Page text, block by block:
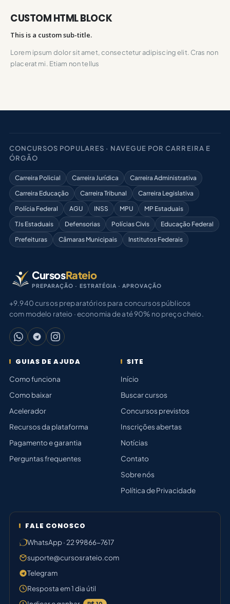
CUSTOM HTML BLOCK
This is a custom sub-title.
Lorem ipsum dolor sit amet, consectetur adipiscing elit. Cras non
placerat mi. Etiam non tellus
CONCURSOS POPULARES · NAVEGUE POR CARREIRA E
ÓRGÃO
Carreira Policial Carreira Jurídica
Carreira Administrativa
Carreira Educação
Carreira Tribunal
Carreira Legislativa
Polícia Federal
AGU INSS MPU
MP Estaduais
TJs Estaduais
Defensorias Polícias Civis
Educação Federal
Prefeituras
Câmaras Municipais Institutos Federais
CursosRateio
PREPARAÇÃO · ESTRATÉGIA · APROVAÇÃO
+9.940 cursos preparatórios para concursos públicos
com modelo rateio · economia de até 90% no preço cheio.
GUIAS DE AJUDA
Como funciona
Como baixar
Acelerador
Recursos da plataforma
Pagamento e garantia
Perguntas frequentes
SITE
Início
Buscar cursos
Concursos previstos
Inscrições abertas
Notícias
Contato
Sobre nós
Política de Privacidade
FALE CONOSCO
WhatsApp · 22 99866-7617
suporte@cursosrateio.com
Telegram
Resposta em 1 dia útil